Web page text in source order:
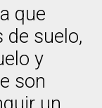
que
de suelo,
y
son